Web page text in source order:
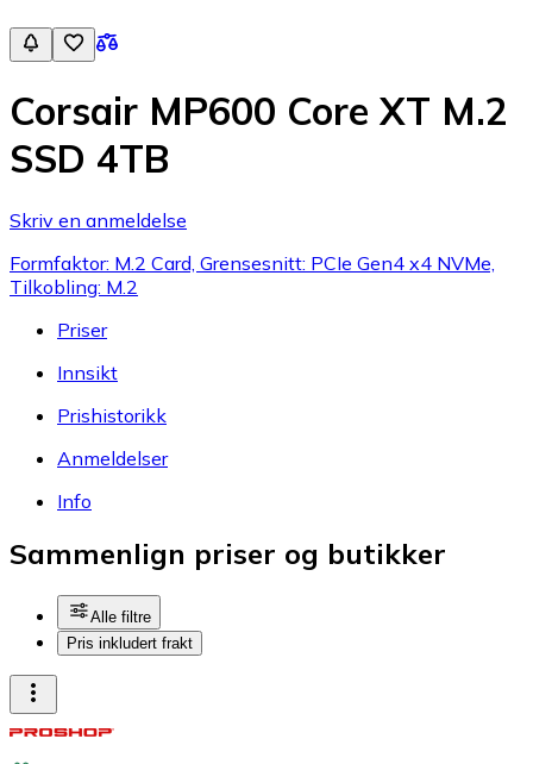
Corsair MP600 Core XT M.2
SSD 4TB
Skriv en anmeldelse
Formfaktor: M.2 Card, Grensesnitt: PCIe Gen4 x4 NVMe,
Tilkobling: M.2
Priser
Innsikt
Prishistorikk
Anmeldelser
Info
Sammenlign priser og butikker
Alle filtre
Pris inkludert frakt